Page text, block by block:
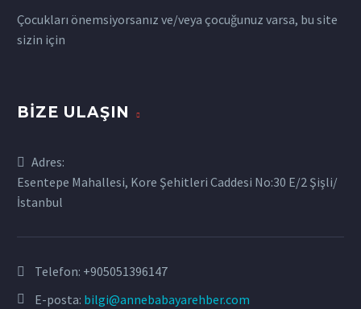
Çocukları önemsiyorsanız ve/veya çocuğunuz varsa, bu site
sizin için
BIZE ULAŞIN
Adres:
Esentepe Mahallesi, Kore Şehitleri Caddesi No:30 E/2 Şişli/
İstanbul
Telefon: +905051396147
E-posta: bilgi@annebabayarehber.com